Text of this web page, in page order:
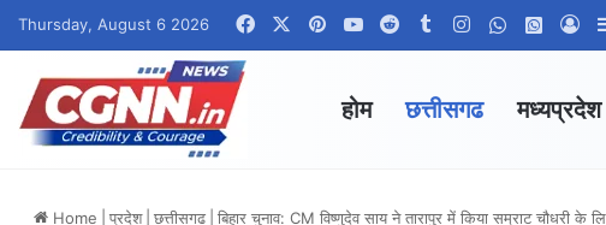
Thursday, August 6 2026 FacebookPinterestYouTubeRedditTumblrInstagramWhatsApp
होम छत्तीसगढ मध्यप्रदेश
Home प्रदेश छत्तीसगढ बिहार चुनाव: CM विष्णुदेव साय ने तारापुर में किया सम्राट चौधरी